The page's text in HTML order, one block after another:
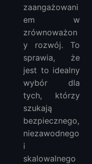
zaangażowani
em w
zrównoważon
y rozwój. To
sprawia, że
jest to idealny
wybór dla
tych, którzy
szukają
bezpiecznego,
niezawodnego
i
skalowalnego